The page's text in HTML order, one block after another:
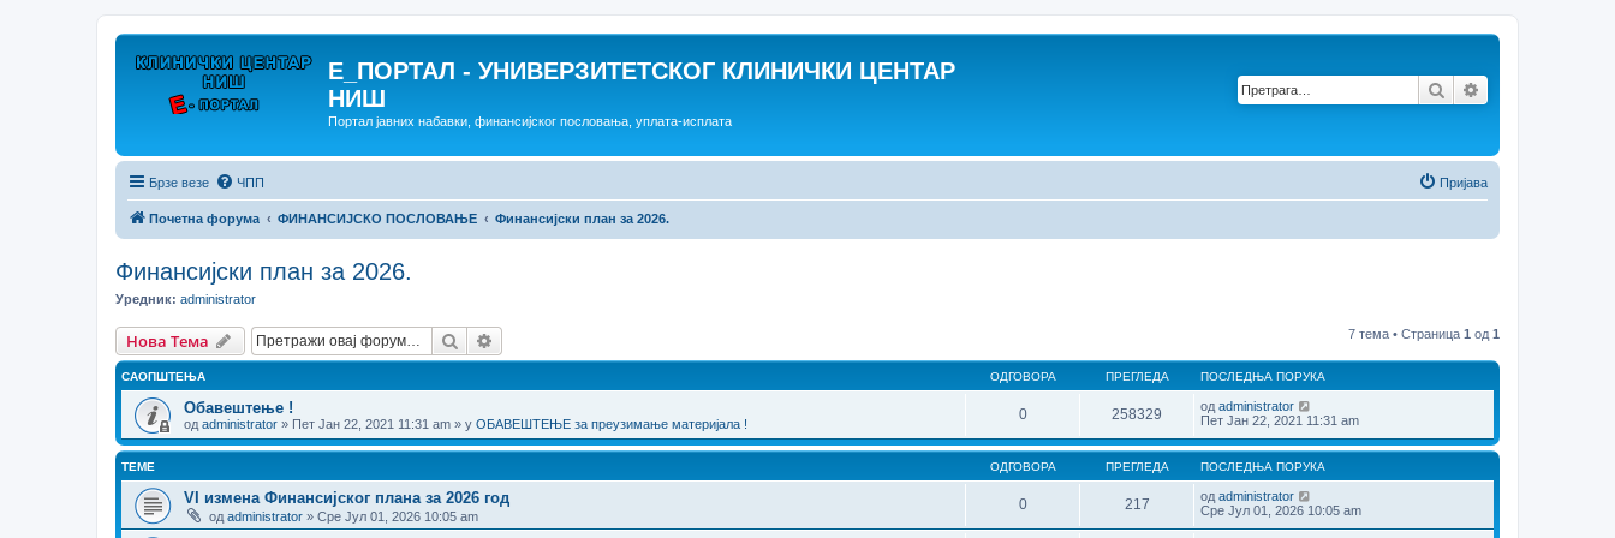
E_ПОРТАЛ - УНИВЕРЗИТЕТСКОГ КЛИНИЧКИ ЦЕНТАР
НИШ
Портал јавних набавки, финансијског пословања, уплата-исплата
Претрага
Брзе везе ЧПП Пријава
Почетна форума ФИНАНСИЈСКО ПОСЛОВАЊЕ Финансијски план за 2026.
Финансијски план за 2026.
Уредник: administrator
Нова Тема Претрага 7 тема • Страница 1 од 1
САОПШТЕЊА ОДГОВОРА ПРЕГЛЕДА ПОСЛЕДЊА ПОРУКА
Обавештење !
од administrator » Пет Јан 22, 2021 11:31 am » у ОБАВЕШТЕЊЕ за преузимање материјала !
0 258329 од administrator
Пет Јан 22, 2021 11:31 am
ТЕМЕ ОДГОВОРА ПРЕГЛЕДА ПОСЛЕДЊА ПОРУКА
VI измена Финансијског плана за 2026 год
од administrator » Сре Јул 01, 2026 10:05 am
0 217 од administrator
Сре Јул 01, 2026 10:05 am